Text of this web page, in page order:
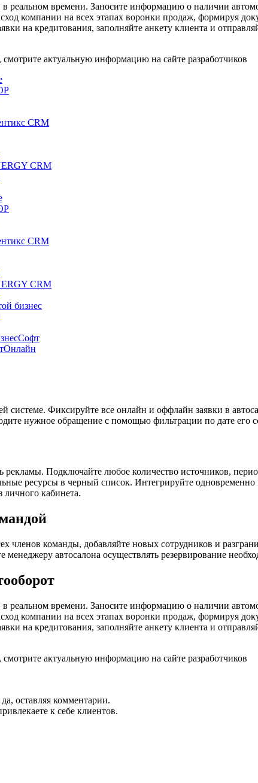
реальном времени. Заносите информацию о наличии
компании на всех этапах воронки продаж, формируя
на кредитования, заполняйте анкету клиента и
актуальную информацию на сайте разработчиков
CRM
CRM
CRM
CRM
бизнес
системе. Фиксируйте все онлайн и оффлайн заявки в
нужное обращение с помощью фильтрации по дате его
рекламы. Подключайте любое количество источников,
ресурсы в черный список. Интегрируйте
кабинета.
членов команды, добавляйте новых сотрудников и
автосалона осуществлять резервирование
реальном времени. Заносите информацию о наличии
компании на всех этапах воронки продаж, формируя
на кредитования, заполняйте анкету клиента и
актуальную информацию на сайте разработчиков
оставляя комментарии.
к себе клиентов.